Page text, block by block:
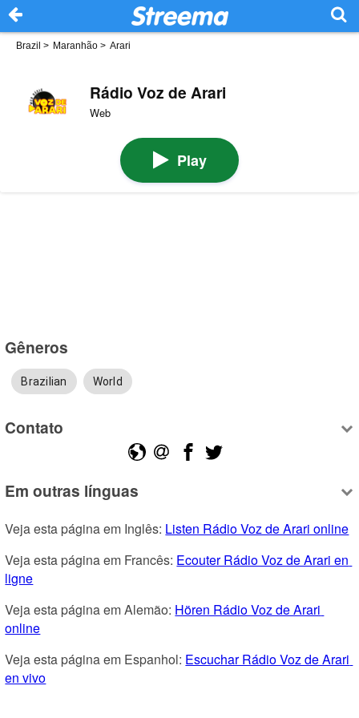
Brazil > Maranhão > Arari
Rádio Voz de Arari
Web
Play
Gêneros
Brazilian World
Contato
Em outras línguas
Veja esta página em Inglês: Listen Rádio Voz de Arari online
Veja esta página em Francês: Ecouter Rádio Voz de Arari en
ligne
Veja esta página em Alemão: Hören Rádio Voz de Arari
online
Veja esta página em Espanhol: Escuchar Rádio Voz de Arari
en vivo